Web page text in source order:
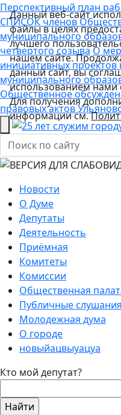
Перспективный план
СПИСОК членов
муниципального
четвертого созываО
инициативных проектов
муниципального
Общественное
правовых актов
Новости
О Думе
Депутаты
Деятельность
Приёмная
Комитеты
Комиссии
Общественная
Публичные слушания
Молодежная дума
О городе
новыйацвыуацуа
Кто мой депутат?
Данный веб-сайт
файлы в целях
лучшего
нашем сайте.
данный сайт, вы
использованием нами
Для получения
информации см.